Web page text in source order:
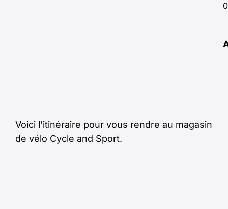
Voici l’itinéraire pour vous rendre au magasin
de vélo Cycle and Sport.